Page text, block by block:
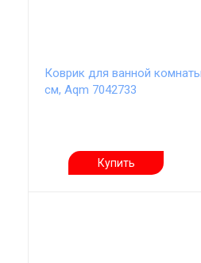
Коврик для ванной
см, Aqm 7042733
Купить